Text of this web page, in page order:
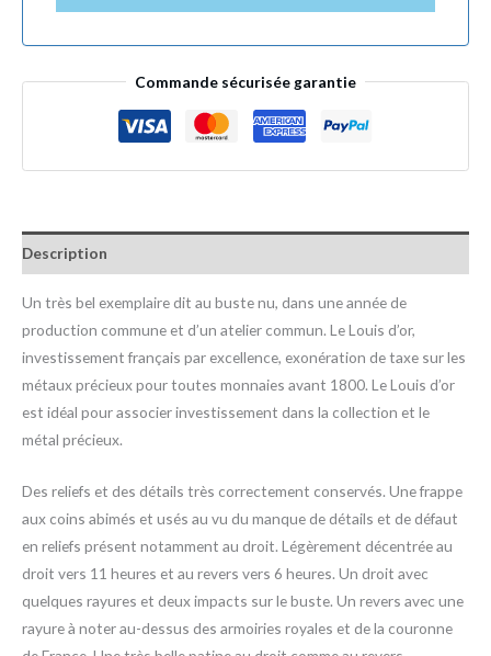
Commande sécurisée garantie
Description
Un très bel exemplaire dit au buste nu, dans une année de
production commune et d’un atelier commun. Le Louis d’or,
investissement français par excellence, exonération de taxe sur les
métaux précieux pour toutes monnaies avant 1800. Le Louis d’or
est idéal pour associer investissement dans la collection et le
métal précieux.
Des reliefs et des détails très correctement conservés. Une frappe
aux coins abimés et usés au vu du manque de détails et de défaut
en reliefs présent notamment au droit. Légèrement décentrée au
droit vers 11 heures et au revers vers 6 heures. Un droit avec
quelques rayures et deux impacts sur le buste. Un revers avec une
rayure à noter au-dessus des armoiries royales et de la couronne